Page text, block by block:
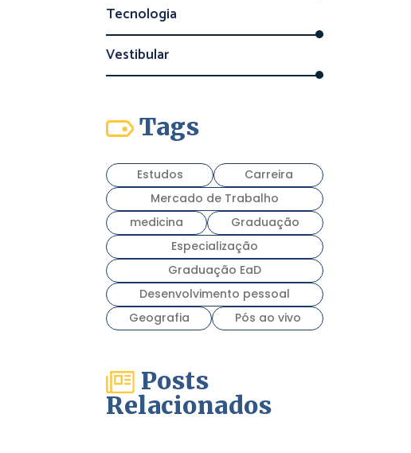
Tecnologia
Vestibular
Tags
Estudos
Carreira
Mercado de Trabalho
medicina
Graduação
Especialização
Graduação EaD
Desenvolvimento pessoal
Geografia
Pós ao vivo
Posts
Relacionados